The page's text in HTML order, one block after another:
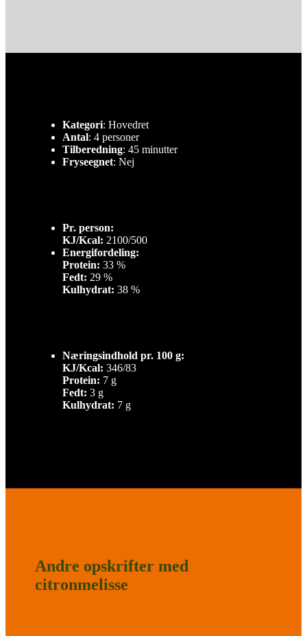
Kategori: Hovedret
Antal: 4 personer
Tilberedning: 45 minutter
Fryseegnet: Nej
Pr. person:
KJ/Kcal: 2100/500
Energifordeling:
Protein: 33 %
Fedt: 29 %
Kulhydrat: 38 %
Næringsindhold pr. 100 g:
KJ/Kcal: 346/83
Protein: 7 g
Fedt: 3 g
Kulhydrat: 7 g
Andre opskrifter med
citronmelisse